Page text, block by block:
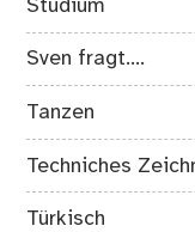
Studium
Sven fragt….
Tanzen
Techniches
Türkisch